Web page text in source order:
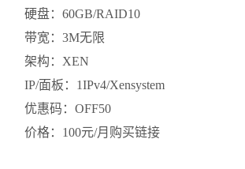
硬盘：60GB/RAID10
带宽：3M无限
架构：XEN
IP/面板：1IPv4/Xensystem
优惠码：OFF50
价格：100元/月购买链接